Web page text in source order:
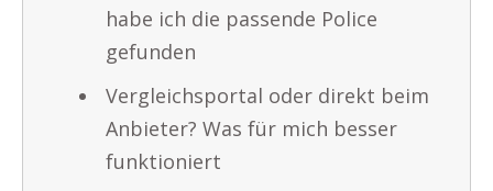
habe ich die passende Police
gefunden
Vergleichsportal oder direkt beim
Anbieter? Was für mich besser
funktioniert